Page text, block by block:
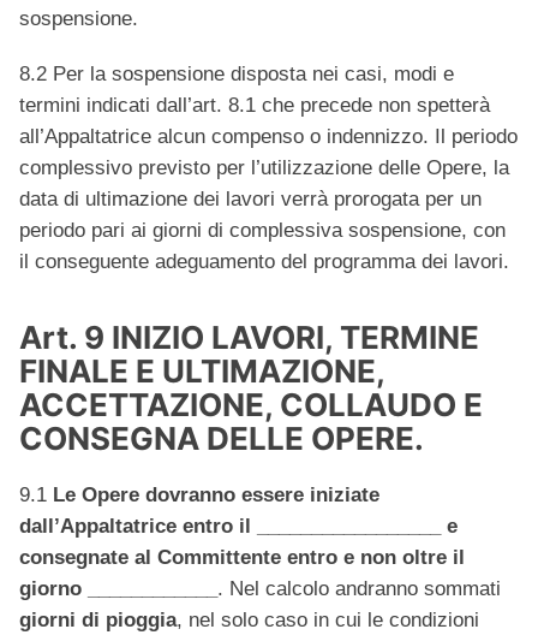
sospensione.
8.2 Per la sospensione disposta nei casi, modi e
termini indicati dall’art. 8.1 che precede non spetterà
all’Appaltatrice alcun compenso o indennizzo. Il periodo
complessivo previsto per l’utilizzazione delle Opere, la
data di ultimazione dei lavori verrà prorogata per un
periodo pari ai giorni di complessiva sospensione, con
il conseguente adeguamento del programma dei lavori.
Art. 9 INIZIO LAVORI, TERMINE
FINALE E ULTIMAZIONE,
ACCETTAZIONE, COLLAUDO E
CONSEGNA DELLE OPERE.
9.1 Le Opere dovranno essere iniziate
dall’Appaltatrice entro il _________________ e
consegnate al Committente entro e non oltre il
giorno ____________ . Nel calcolo andranno sommati
giorni di pioggia, nel solo caso in cui le condizioni